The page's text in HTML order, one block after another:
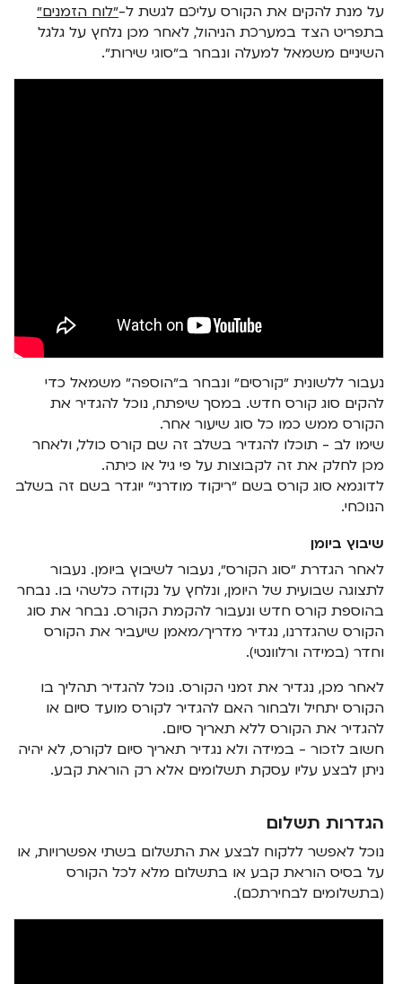
על מנת להקים את הקורס עליכם לגשת ל-״לוח הזמנים״
בתפריט הצד במערכת הניהול, לאחר מכן נלחץ על גלגל
השיניים משמאל למעלה ונבחר ב״סוגי שירות״.
נעבור ללשונית ״קורסים״ ונבחר ב״הוספה״ משמאל כדי
להקים סוג קורס חדש. במסך שיפתח, נוכל להגדיר את
הקורס ממש כמו כל סוג שיעור אחר.
שימו לב - תוכלו להגדיר בשלב זה שם קורס כולל, ולאחר
מכן לחלק את זה לקבוצות על פי גיל או כיתה.
לדוגמא סוג קורס בשם ״ריקוד מודרני״ יוגדר בשם זה בשלב
הנוכחי.
שיבוץ ביומן
לאחר הגדרת ״סוג הקורס״, נעבור לשיבוץ ביומן. נעבור
לתצוגה שבועית של היומן, ונלחץ על נקודה כלשהי בו. נבחר
בהוספת קורס חדש ונעבור להקמת הקורס. נבחר את סוג
הקורס שהגדרנו, נגדיר מדריך/מאמן שיעביר את הקורס
וחדר (במידה ורלוונטי).
לאחר מכן, נגדיר את זמני הקורס. נוכל להגדיר תהליך בו
הקורס יתחיל ולבחור האם להגדיר לקורס מועד סיום או
להגדיר את הקורס ללא תאריך סיום.
חשוב לזכור - במידה ולא נגדיר תאריך סיום לקורס, לא יהיה
ניתן לבצע עליו עסקת תשלומים אלא רק הוראת קבע.
הגדרות תשלום
נוכל לאפשר ללקוח לבצע את התשלום בשתי אפשרויות, או
על בסיס הוראת קבע או בתשלום מלא לכל הקורס
(בתשלומים לבחירתכם).